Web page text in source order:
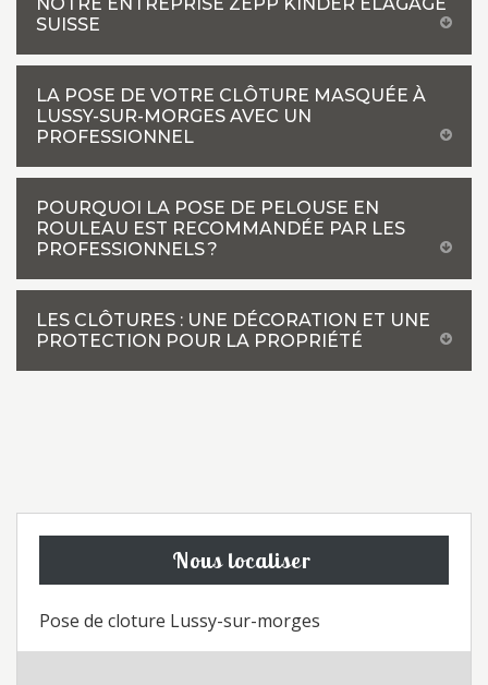
SUISSE
LA POSE DE VOTRE CLÔTURE MASQUÉE À
LUSSY-SUR-MORGES AVEC UN
PROFESSIONNEL
POURQUOI LA POSE DE PELOUSE EN
ROULEAU EST RECOMMANDÉE PAR LES
PROFESSIONNELS ?
LES CLÔTURES : UNE DÉCORATION ET UNE
PROTECTION POUR LA PROPRIÉTÉ
Nous localiser
Pose de cloture Lussy-sur-morges